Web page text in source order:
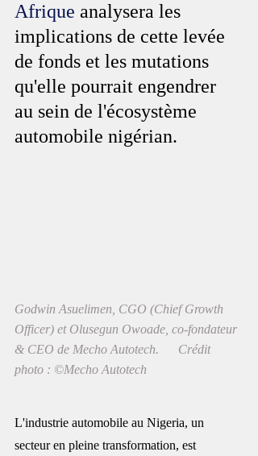
Afrique analysera les
implications de cette levée
de fonds et les mutations
qu'elle pourrait engendrer
au sein de l'écosystème
automobile nigérian.
Godwin Asuelimen, CGO (Chief Growth
Officer) et Olusegun Owoade, co-fondateur
& CEO de Mecho Autotech.      Crédit
photo : ©Mecho Autotech
L'industrie automobile au Nigeria, un
secteur en pleine transformation, est